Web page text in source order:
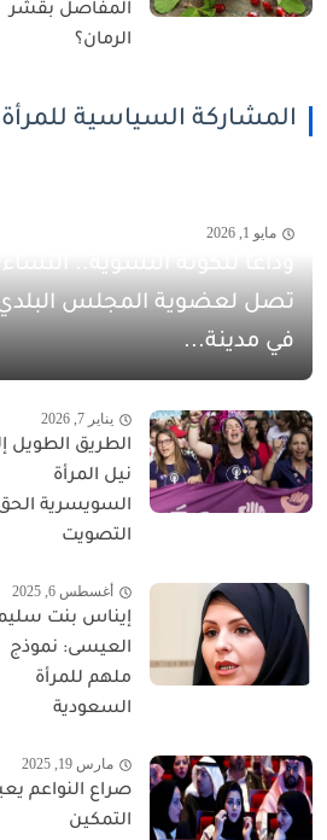
المفاصل بقشر
الرمان؟
المشاركة السياسية للمرأة
مايو 1, 2026
وداعاً للكوتة النسوية.. النساء
تصل لعضوية المجلس
في مدينة...
يناير 7, 2026
الطريق الطويل
نيل المرأة
السويسرية
التصويت
أغسطس 6, 2025
إيناس بنت
العيسى: نموذج
ملهم للمرأة
السعودية
مارس 19, 2025
صراع النواعم
التمكين